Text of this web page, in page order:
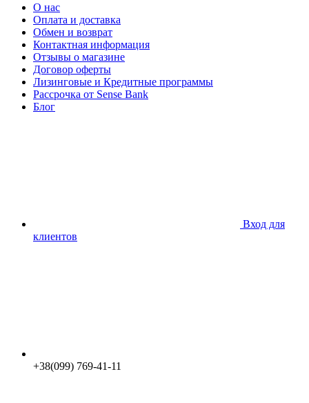
О нас
Оплата и доставка
Обмен и возврат
Контактная информация
Отзывы о магазине
Договор оферты
Лизинговые и Кредитные программы
Рассрочка от Sense Bank
Блог
Вход для
клиентов
+38(099) 769-41-11